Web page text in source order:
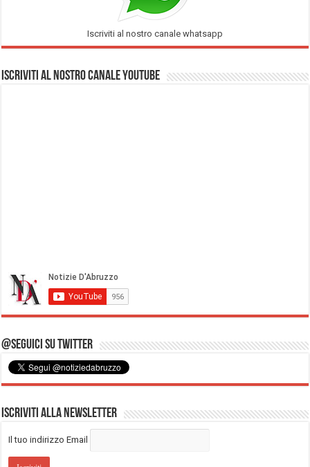
Iscriviti al nostro canale whatsapp
Iscriviti al nostro Canale Youtube
@Seguici su Twitter
Iscriviti alla Newsletter
Il tuo indirizzo Email